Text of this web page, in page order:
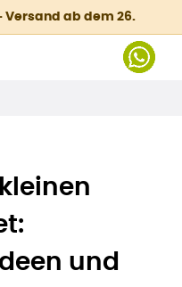
Versand ab dem 26.
und